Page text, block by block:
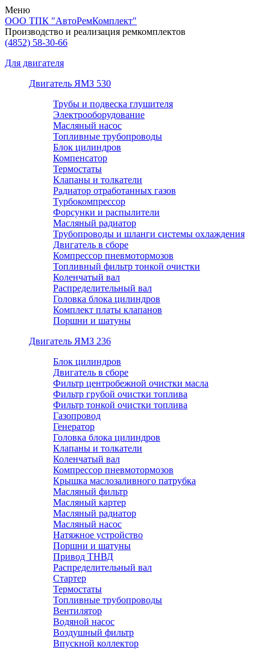
Меню
ООО ТПК "АвтоРемКомплект"
Производство и реализация ремкомплектов
(4852) 58-30-66
Для двигателя
Двигатель ЯМЗ 530
Трубы и подвеска глушителя
Электрооборудование
Масляный насос
Топливные трубопроводы
Блок цилиндров
Компенсатор
Термостаты
Клапаны и толкатели
Радиатор отработанных газов
Турбокомпрессор
Форсунки и распылители
Масляный радиатор
Трубопроводы и шланги системы охлаждения
Двигатель в сборе
Компрессор пневмотормозов
Топливный фильтр тонкой очистки
Коленчатый вал
Распределительный вал
Головка блока цилиндров
Комплект платы клапанов
Поршни и шатуны
Двигатель ЯМЗ 236
Блок цилиндров
Двигатель в сборе
Фильтр центробежной очистки масла
Фильтр грубой очистки топлива
Фильтр тонкой очистки топлива
Газопровод
Генератор
Головка блока цилиндров
Клапаны и толкатели
Коленчатый вал
Компрессор пневмотормозов
Крышка маслозаливного патрубка
Масляный фильтр
Масляный картер
Масляный радиатор
Масляный насос
Натяжное устройство
Поршни и шатуны
Привод ТНВД
Распределительный вал
Стартер
Термостаты
Топливные трубопроводы
Вентилятор
Водяной насос
Воздушный фильтр
Впускной коллектор